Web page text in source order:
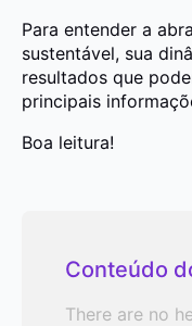
Para entender a
sustentável, sua
resultados que
principais
Boa leitura!
Conteúdo
There are no